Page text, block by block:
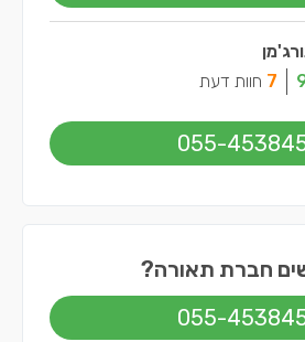
7 חוות דעת
055-
חברת תאורה?
055-